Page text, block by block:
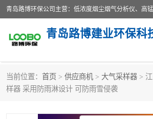
青岛路博建业环保科
当前位置： 首页 > 供应商机 > 大气采样器 >
样器 采用防雨淋设计 可防雨雪侵袭
生物安全柜
水质检测仪 手持式